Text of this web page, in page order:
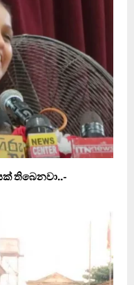
තිබෙනවා..-